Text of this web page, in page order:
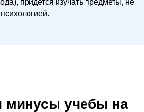
придется изучать предметы, не
учебы на